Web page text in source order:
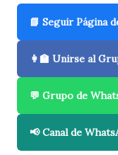
📘 Seguir Página
👩‍🏫 Unirse al
💬 Grupo de
📢 Canal de